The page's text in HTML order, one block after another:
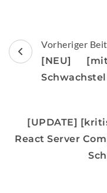
Vorheriger
[NEU]
[UPDATE]
React Server